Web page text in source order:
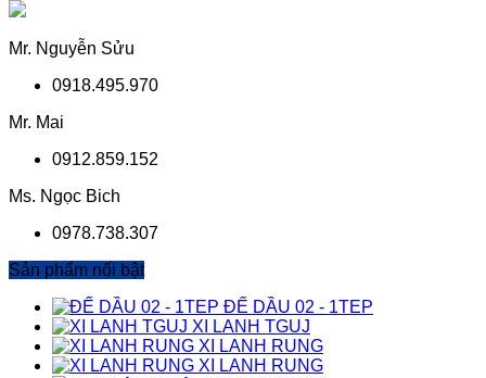
Mr. Nguyễn Sửu
0918.495.970
Mr. Mai
0912.859.152
Ms. Ngọc Bich
0978.738.307
Sản phẩm nối bật
ĐẾ DẦU 02 - 1TEP
XI LANH TGUJ
XI LANH RUNG
XI LANH RUNG